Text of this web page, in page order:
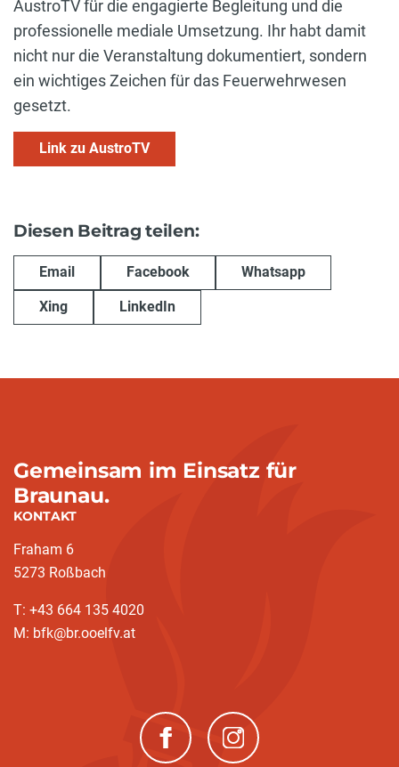
AustroTV für die engagierte Begleitung und die
professionelle mediale Umsetzung. Ihr habt damit
nicht nur die Veranstaltung dokumentiert, sondern
ein wichtiges Zeichen für das Feuerwehrwesen
gesetzt.
Link zu AustroTV
Diesen Beitrag teilen:
Email Facebook Whatsapp
Xing LinkedIn
Gemeinsam im Einsatz für
Braunau.
KONTAKT
Fraham 6
5273 Roßbach
T: +43 664 135 4020
M: bfk@br.ooelfv.at
(neues Fenster)(neues Fenster)